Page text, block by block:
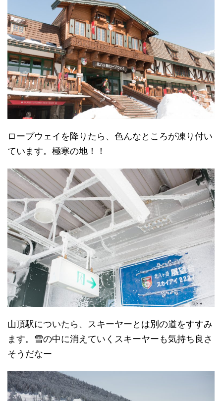
ロープウェイを降りたら、色んなところが凍り付い
ています。極寒の地！！
山頂駅についたら、スキーヤーとは別の道をすすみ
ます。雪の中に消えていくスキーヤーも気持ち良さ
そうだなー